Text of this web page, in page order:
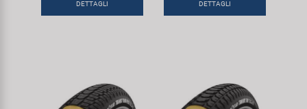
DETTAGLI DETTAGLI